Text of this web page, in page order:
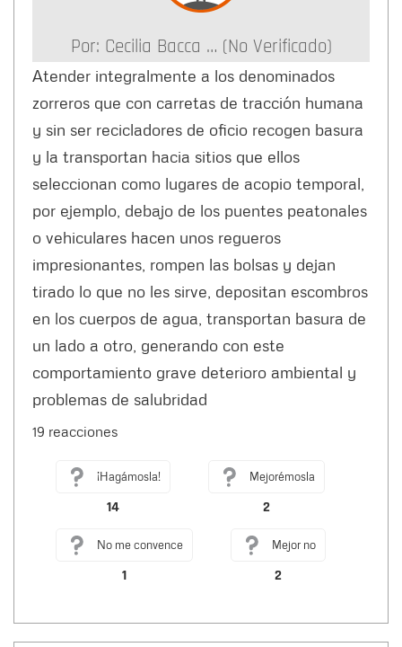
Por: Cecilia Bacca … (no Verificado)
Atender integralmente a los denominados
zorreros que con carretas de tracción humana
y sin ser recicladores de oficio recogen basura
y la transportan hacia sitios que ellos
seleccionan como lugares de acopio temporal,
por ejemplo, debajo de los puentes peatonales
o vehiculares hacen unos regueros
impresionantes, rompen las bolsas y dejan
tirado lo que no les sirve, depositan escombros
en los cuerpos de agua, transportan basura de
un lado a otro, generando con este
comportamiento grave deterioro ambiental y
problemas de salubridad
19 reacciones
¡Hagámosla!
14
Mejorémosla
2
No me convence
1
Mejor no
2